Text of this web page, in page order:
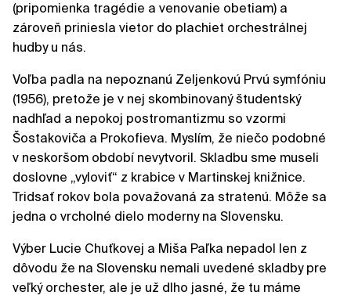
(pripomienka tragédie a venovanie obetiam) a
zároveň priniesla vietor do plachiet orchestrálnej
hudby u nás.
Voľba padla na nepoznanú Zeljenkovú Prvú symfóniu
(1956), pretože je v nej skombinovaný študentský
nadhľad a nepokoj postromantizmu so vzormi
Šostakoviča a Prokofieva. Myslím, že niečo podobné
v neskoršom období nevytvoril. Skladbu sme museli
doslovne „vyloviť“ z krabice v Martinskej knižnice.
Tridsať rokov bola považovaná za stratenú. Môže sa
jedna o vrcholné dielo moderny na Slovensku.
Výber Lucie Chuťkovej a Miša Paľka nepadol len z
dôvodu že na Slovensku nemali uvedené skladby pre
veľký orchester, ale je už dlho jasné, že tu máme